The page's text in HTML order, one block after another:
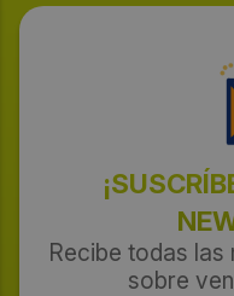
Recibe todas
sobre